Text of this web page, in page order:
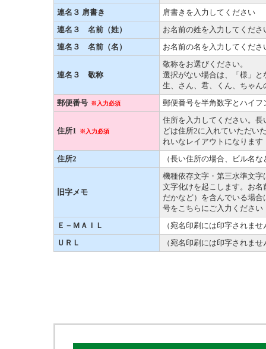
連名３ 肩書き
肩書きを入力してください
連名３ 名前（姓）
お名前の姓を入力してくださ
連名３ 名前（名）
お名前の名を入力してくださ
連名３ 敬称
敬称をお選びください。
選択がない場合は、「様」
生、さん、君、くん、ちゃ
郵便番号 ※入力必須 郵便番号を半角数字とハイ
住所1 ※入力必須
住所を入力してください。
どは住所2に入れていただい
れいなレイアウトになります
住所2
（長い住所の場合、ビル名
旧字メモ
機種依存文字・第三水準文
文字化けを起こします。お
だかなど）を含んでいる場合
号をこちらにご入力ください
Ｅ－ＭＡＩＬ
（宛名印刷には印字されませ
ＵＲＬ
（宛名印刷には印字されませ